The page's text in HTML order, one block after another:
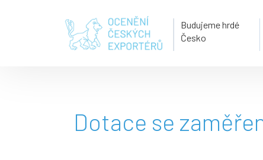
Budujeme hrdé
Česko
Dotace se